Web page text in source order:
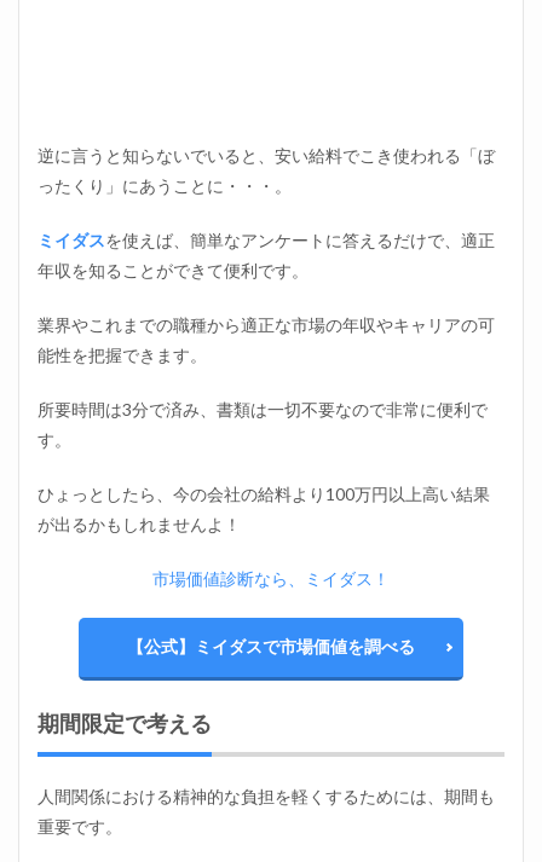
逆に言うと知らないでいると、安い給料でこき使われる「ぼ
ったくり」にあうことに・・・。
ミイダスを使えば、簡単なアンケートに答えるだけで、適正
年収を知ることができて便利です。
業界やこれまでの職種から適正な市場の年収やキャリアの可
能性を把握できます。
所要時間は3分で済み、書類は一切不要なので非常に便利で
す。
ひょっとしたら、今の会社の給料より100万円以上高い結果
が出るかもしれませんよ！
市場価値診断なら、ミイダス！
【公式】ミイダスで市場価値を調べる
期間限定で考える
人間関係における精神的な負担を軽くするためには、期間も
重要です。